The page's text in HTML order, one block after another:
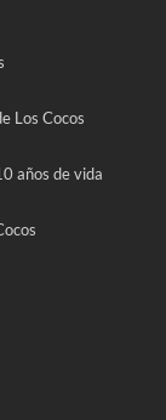
Los Cocos
años de vida